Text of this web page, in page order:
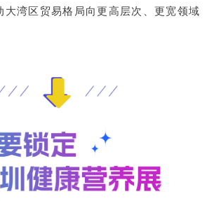
大湾区贸易格局向更高层次、更宽领域